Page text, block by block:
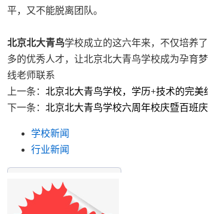
平，又不能脱离团队。
北京北大青鸟学校成立的这六年来，不仅培养
多的优秀人才，让北京北大青鸟学校成为孕育
线老师联系
上一条： 北京北大青鸟学校，学历+技术的完美
下一条： 北京北大青鸟学校六周年校庆暨百班
学校新闻
行业新闻